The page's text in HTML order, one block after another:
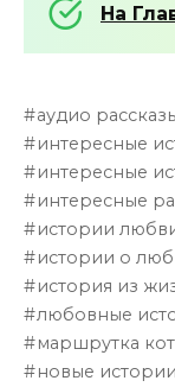
На
аудио
интересные
интересные
интересные
истории
истории о
история из
любовные
маршрутка
новые